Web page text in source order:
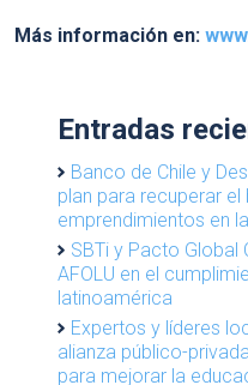
Más información en:
Entradas
Banco de Chile y
plan para recuperar
emprendimientos en
SBTi y Pacto Global
AFOLU en el
latinoamérica
Expertos y líderes
alianza público-
para mejorar la